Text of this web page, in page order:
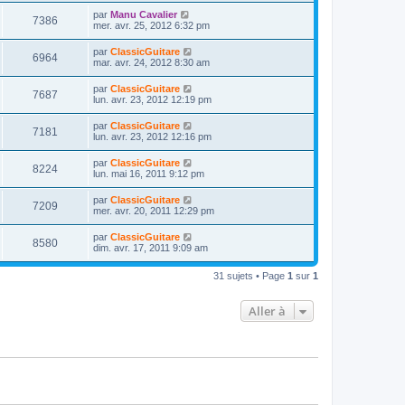
e
s
a
g
e
r
m
e
s
s
a
g
e
u
i
e
r
m
e
s
s
a
g
e
7386
u
D
e
i
e
r
m
e
s
s
a
g
e
par Manu Cavalier
mer. avr. 25, 2012 6:32 pm
6964V
u
D
e
i
e
r
m
e
s
s
a
g
e
par ClassicGuitare
mar. avr. 24, 2012 8:30 am
7687
u
D
e
i
e
r
m
e
s
s
a
g
e
par ClassicGuitare
lun. avr. 23, 2012 12:19 pm
7181
u
D
e
i
e
r
m
e
s
s
a
g
e
par ClassicGuitare
lun. avr. 23, 2012 12:16 pm
8224V
u
s
D
e
i
e
r
m
e
s
s
par ClassicGuitare
lun. mai 16, 2011 9:12 pm
7209
u
D
e
i
e
r
par ClassicGuitare
mer. avr. 20, 2011 12:29 pm
8580V
u
D
e
n
a
par ClassicGuitare
dim. avr. 17, 2011 9:09 am
31 sujets • Page 1 sur 1
Aller à